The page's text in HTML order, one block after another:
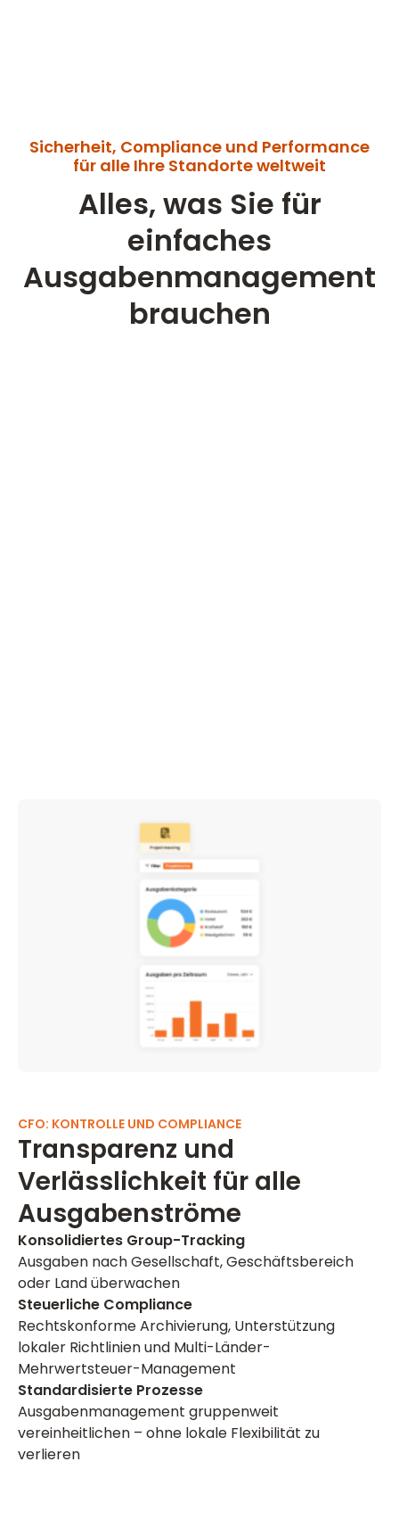
Sicherheit, Compliance und Performance
für alle Ihre Standorte weltweit
Alles, was Sie für
einfaches
Ausgabenmanagement
brauchen
CFO: KONTROLLE UND COMPLIANCE
Transparenz und
Verlässlichkeit für alle
Ausgabenströme
Konsolidiertes Group-Tracking
Ausgaben nach Gesellschaft, Geschäftsbereich
oder Land überwachen
Steuerliche Compliance
Rechtskonforme Archivierung, Unterstützung
lokaler Richtlinien und Multi-Länder-
Mehrwertsteuer-Management
Standardisierte Prozesse
Ausgabenmanagement gruppenweit
vereinheitlichen – ohne lokale Flexibilität zu
verlieren